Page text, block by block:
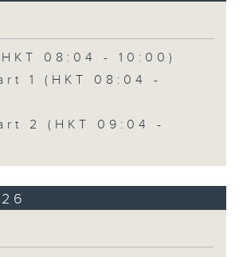
08:04 - 10:00)
1 (HKT 08:04 -
2 (HKT 09:04 -